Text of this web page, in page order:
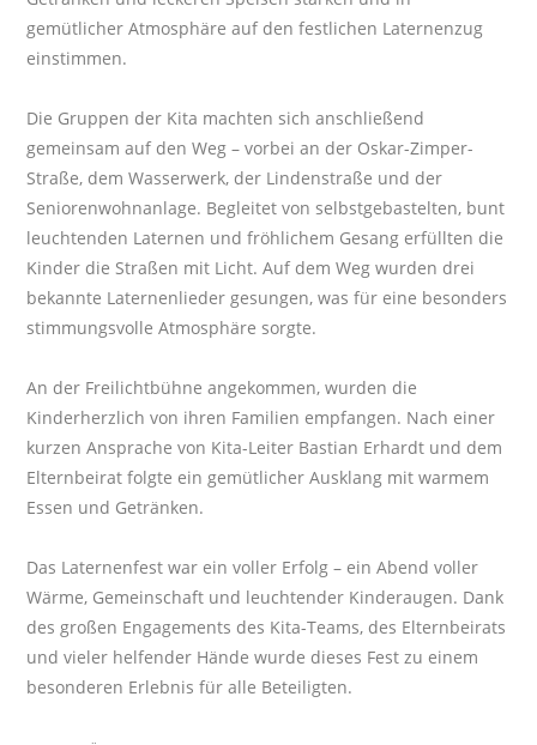
gemütlicher Atmosphäre auf den festlichen Laternenzug
einstimmen.
Die Gruppen der Kita machten sich anschließend
gemeinsam auf den Weg – vorbei an der Oskar-Zimper-
Straße, dem Wasserwerk, der Lindenstraße und der
Seniorenwohnanlage. Begleitet von selbstgebastelten, bunt
leuchtenden Laternen und fröhlichem Gesang erfüllten die
Kinder die Straßen mit Licht. Auf dem Weg wurden drei
bekannte Laternenlieder gesungen, was für eine besonders
stimmungsvolle Atmosphäre sorgte.
An der Freilichtbühne angekommen, wurden die
Kinderherzlich von ihren Familien empfangen. Nach einer
kurzen Ansprache von Kita-Leiter Bastian Erhardt und dem
Elternbeirat folgte ein gemütlicher Ausklang mit warmem
Essen und Getränken.
Das Laternenfest war ein voller Erfolg – ein Abend voller
Wärme, Gemeinschaft und leuchtender Kinderaugen. Dank
des großen Engagements des Kita-Teams, des Elternbeirats
und vieler helfender Hände wurde dieses Fest zu einem
besonderen Erlebnis für alle Beteiligten.